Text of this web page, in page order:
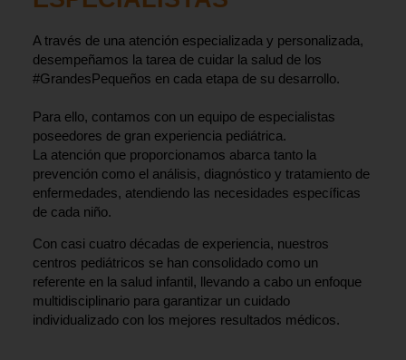
A través de una atención especializada y personalizada,
desempeñamos la tarea de cuidar la salud de los
#GrandesPequeños en cada etapa de su desarrollo.
Para ello, contamos con un equipo de especialistas
poseedores de gran experiencia pediátrica.
La atención que proporcionamos abarca tanto la
prevención como el análisis, diagnóstico y tratamiento de
enfermedades, atendiendo las necesidades específicas
de cada niño.
Con casi cuatro décadas de experiencia, nuestros
centros pediátricos se han consolidado como un
referente en la salud infantil, llevando a cabo un enfoque
multidisciplinario para garantizar un cuidado
individualizado con los mejores resultados médicos.